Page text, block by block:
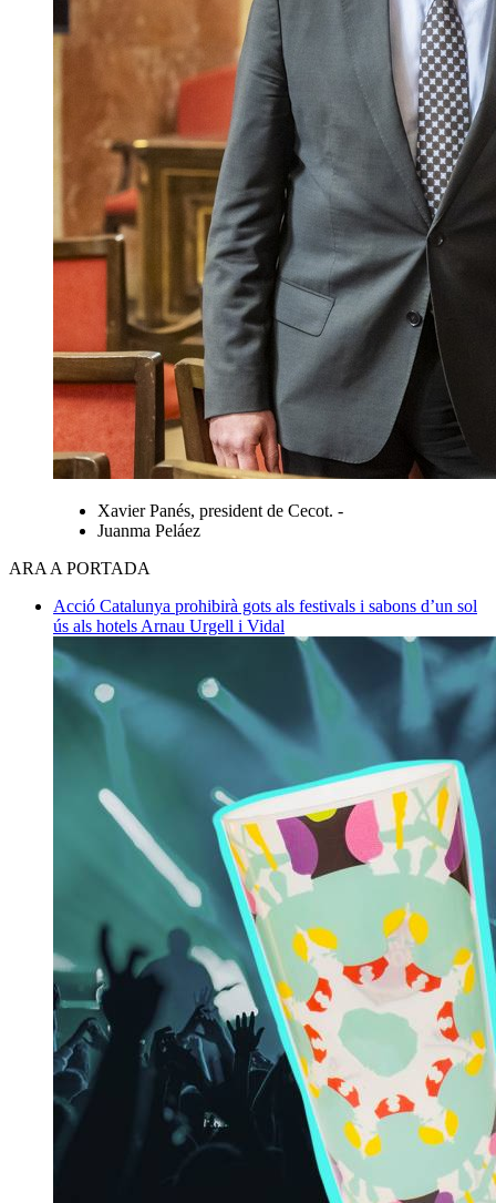
Xavier Panés, president de Cecot. -
Juanma Peláez
ARA A PORTADA
Acció Catalunya prohibirà gots als festivals i sabons d’un sol
ús als hotels Arnau Urgell i Vidal